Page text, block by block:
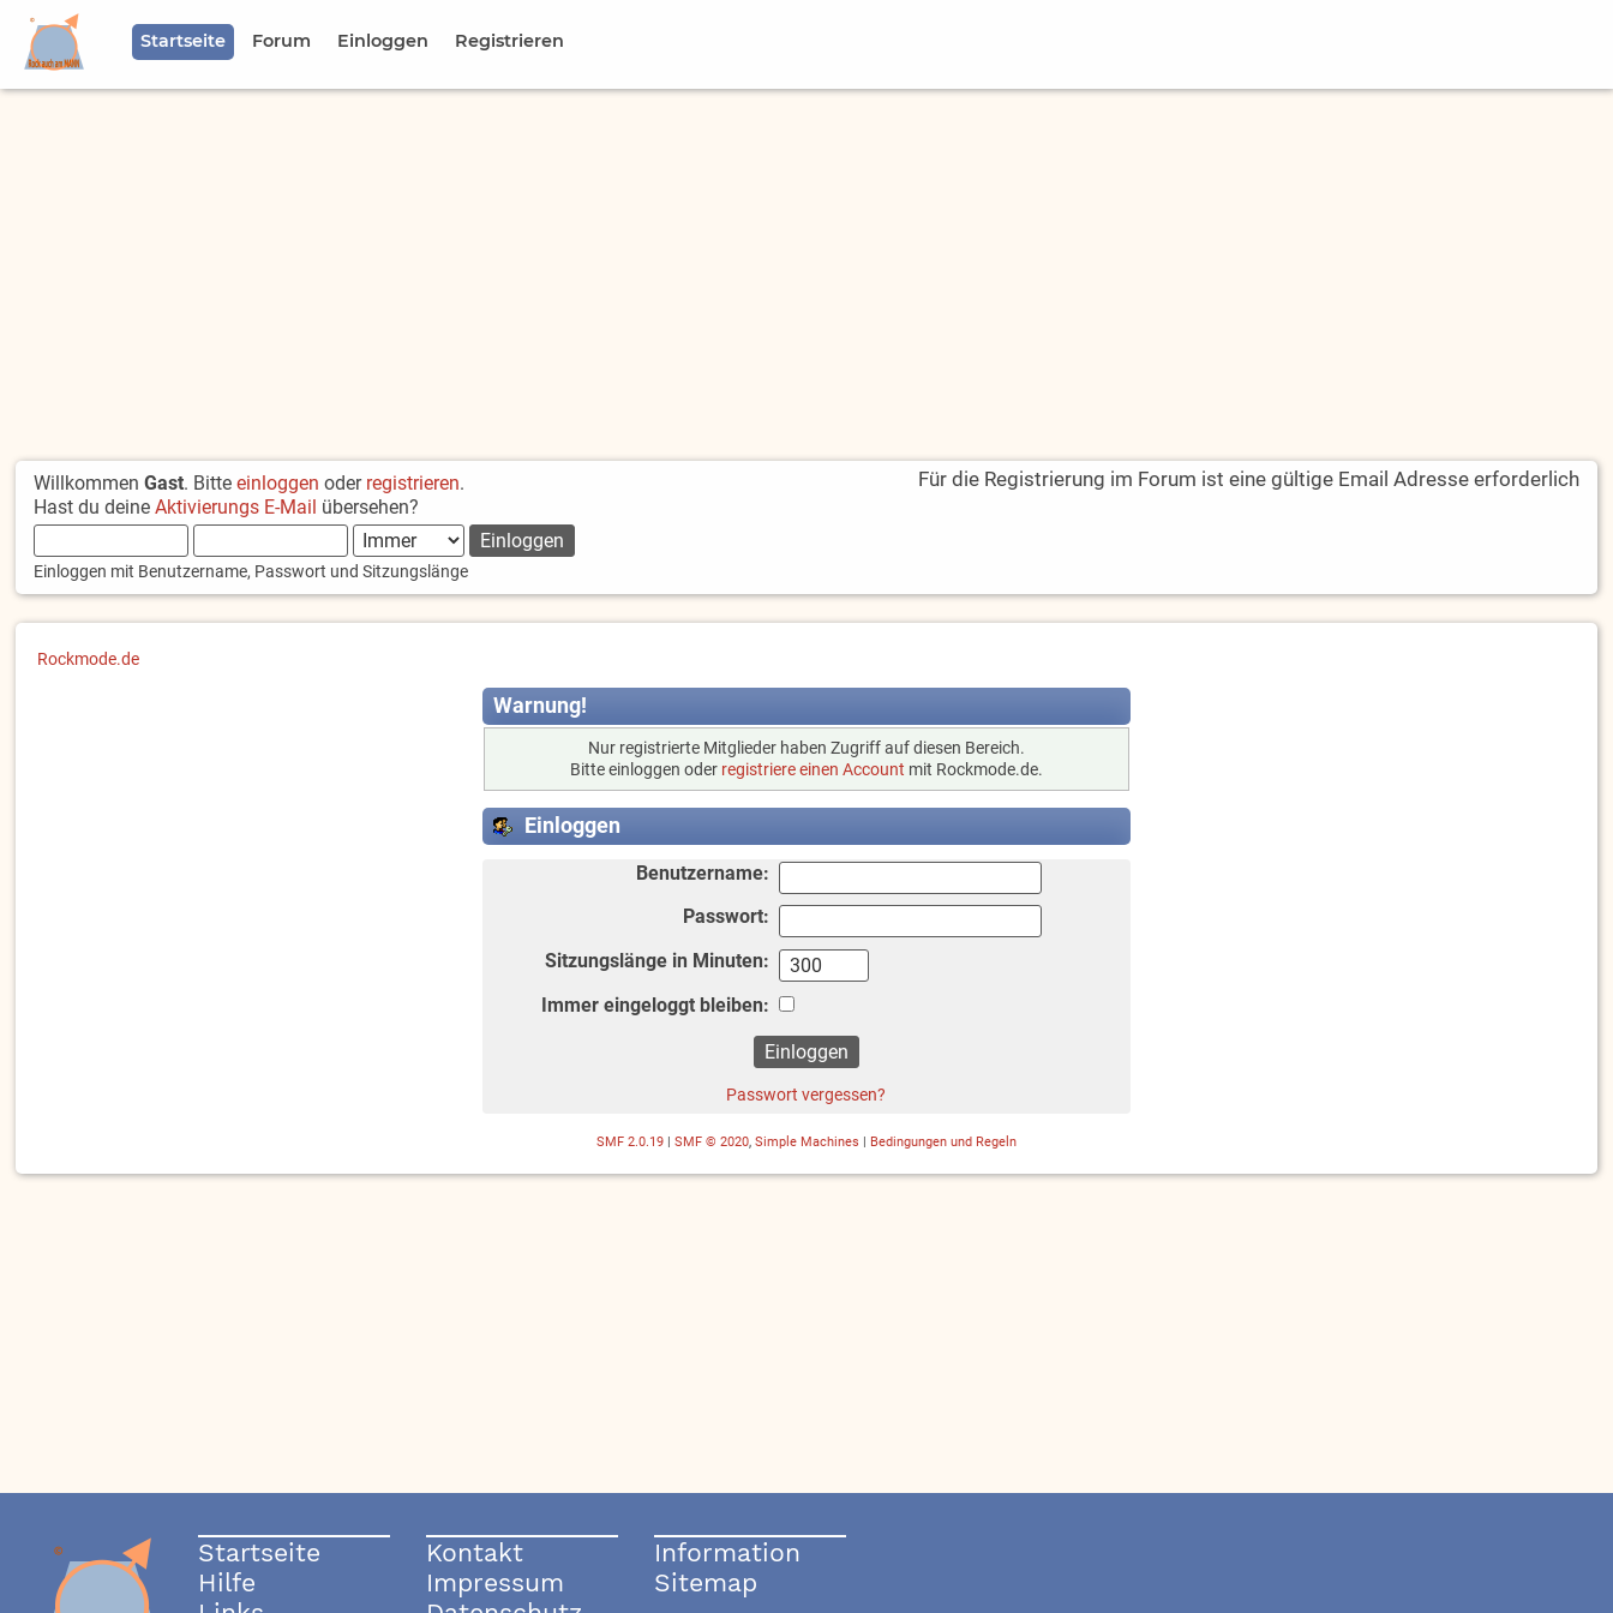
Startseite Forum Einloggen Registrieren
WillkommenGast. Bitteeinloggen oder registrieren.
Hast du deineAktivierungs E-Mail übersehen?
Einloggen mit Benutzername, Passwort und Sitzungslänge
Für die Registrierung im Forum ist eine gültige Email Adresse erforderlich
Rockmode.de
Warnung!
Nur registrierte Mitglieder haben Zugriff auf diesen Bereich.
Bitte einloggen oder registriere einen Account mit Rockmode.de.
Einloggen
Benutzername:
Passwort:
Sitzungslänge in Minuten:
Immer eingeloggt bleiben:
Passwort vergessen?
SMF 2.0.19| SMF © 2020, Simple Machines Bedingungen und Regeln
Startseite
Hilfe
Kontakt
Impressum
Information
Sitemap